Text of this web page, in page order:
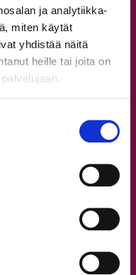
ja analytiikka-
miten käytät
yhdistää näitä
heille tai joita on